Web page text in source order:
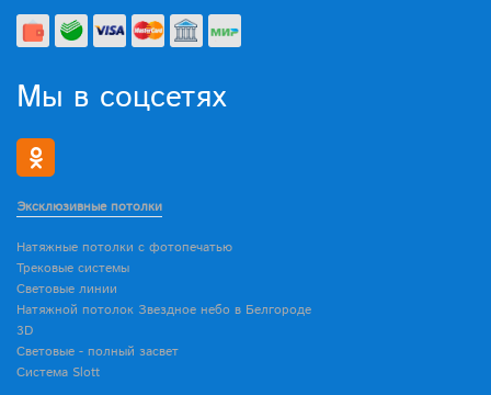
Мы в соцсетях
Эксклюзивные потолки
Натяжные потолки с фотопечатью
Трековые системы
Световые линии
Натяжной потолок Звездное небо в Белгороде
3D
Световые - полный засвет
Система Slott